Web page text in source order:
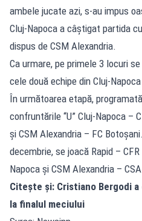
ambele jucate azi, s-au impus
Cluj-Napoca a câștigat partida
dispus de CSM Alexandria.
Ca urmare, pe primele 3 locuri
cele două echipe din Cluj-
În următoarea etapă,
confruntările “U” Cluj-Napoca –
și CSM Alexandria – FC
decembrie, se joacă Rapid – CFR
Napoca și CSM Alexandria –
Citește și: Cristiano Bergodi
la finalul meciului